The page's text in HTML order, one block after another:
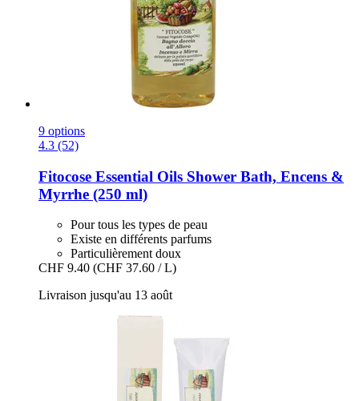
9 options
4.3 (52)
Fitocose Essential Oils Shower Bath, Encens &
Myrrhe (250 ml)
Pour tous les types de peau
Existe en différents parfums
Particulièrement doux
CHF 9.40 (CHF 37.60 / L)
Livraison jusqu'au 13 août